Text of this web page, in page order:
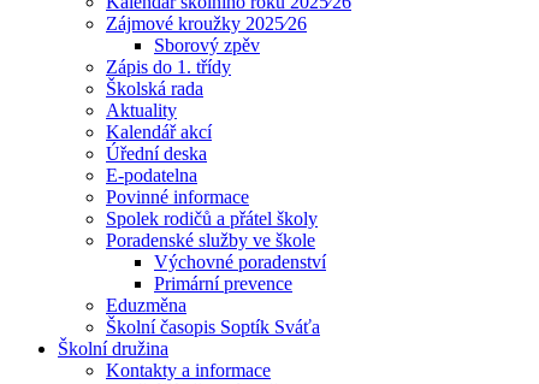
Zájmové kroužky 2025⁄26
Sborový zpěv
Zápis do 1. třídy
Školská rada
Aktuality
Kalendář akcí
Úřední deska
E-podatelna
Povinné informace
Spolek rodičů a přátel školy
Poradenské služby ve škole
Výchovné poradenství
Primární prevence
Eduzměna
Školní časopis Soptík Sváťa
Školní družina
Kontakty a informace